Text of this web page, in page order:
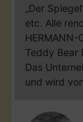
„Der
etc. Alle
HERMANN-
Teddy Bear
Das
und wird